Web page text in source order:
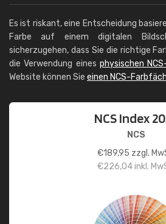
Es ist riskant, eine Entscheidung
Farbe auf einem digitalen
sicherzugehen, dass Sie die richtige
die Verwendung eines physischen
Website können Sie einen NCS-
NCS Index
NCS
€189,95 zzgl.
€226,04inkl.